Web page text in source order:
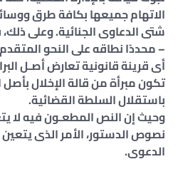
الاتهام جميعها بكافة طرق
شتى الدعاوى الجنائية. وعلى
– محددًا نطاقه على النحو
أى قرينة قانونية تعارض أصـل
تكون مبرأة من قالة الإخلال
باستقلال السلطة القضائية.
وحيث إن النص المطعـون فيه لا
نصوص الدستور، الأمر الذى
الدعوى.